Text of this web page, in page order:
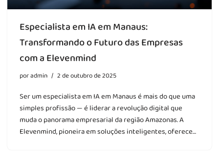
Especialista em IA em Manaus:
Transformando o Futuro das Empresas
com a Elevenmind
poradmin 2 de outubro de 2025
Ser um especialista em IA em Manaus é mais do que uma
simples profissão — é liderar a revolução digital que
muda o panorama empresarial da região Amazonas. A
Elevenmind, pioneira em soluções inteligentes, oferece…